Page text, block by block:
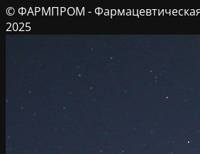
© ФАРМПРОМ -
2025